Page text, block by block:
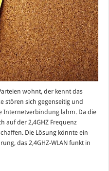
wohnt, der kennt das
stören sich gegenseitig und
Internetverbindung lahm. Da die
auf der 2,4GHZ Frequenz
Die Lösung könnte ein
das 2,4GHZ-WLAN funkt in